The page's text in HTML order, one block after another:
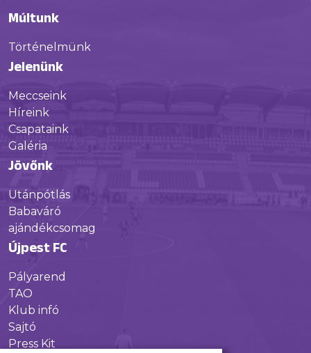
Múltunk
Történelmünk
Jelenünk
Meccseink
Híreink
Csapataink
Galéria
Jövőnk
Utánpótlás
Babaváró
ajándékcsomag
Újpest FC
Pályarend
TAO
Klub infó
Sajtó
Press Kit